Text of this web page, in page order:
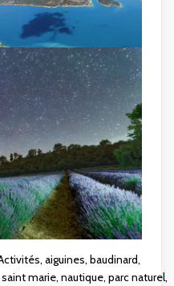
, aiguines, baudinard,
marie, nautique, parc naturel,